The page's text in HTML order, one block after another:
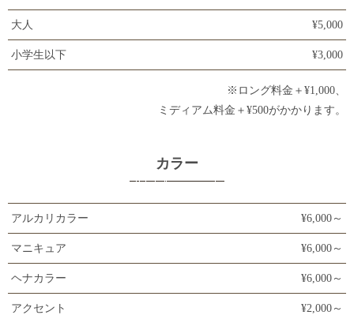
大人 ¥5,000
小学生以下 ¥3,000
※ロング料金＋¥1,000、
ミディアム料金＋¥500がかかります。
カラー
アルカリカラー ¥6,000～
マニキュア ¥6,000～
ヘナカラー ¥6,000～
アクセント ¥2,000～